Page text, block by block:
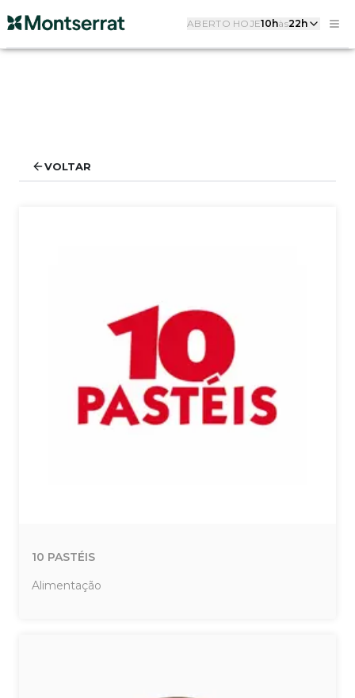
ABERTO HOJE10hàs22h
VOLTAR
10 PASTÉIS
Alimentação